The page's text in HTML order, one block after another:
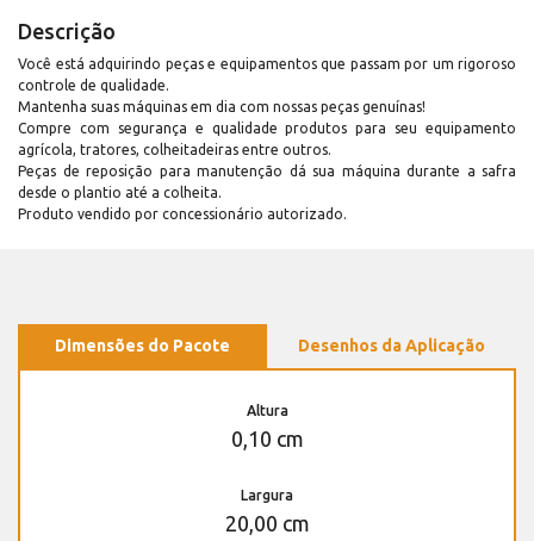
Descrição
Você está adquirindo peças e equipamentos que passam por um rigoroso
controle de qualidade.
Mantenha suas máquinas em dia com nossas peças genuínas!
Compre com segurança e qualidade produtos para seu equipamento
agrícola, tratores, colheitadeiras entre outros.
Peças de reposição para manutenção dá sua máquina durante a safra
desde o plantio até a colheita.
Produto vendido por concessionário autorizado.
Dimensões do Pacote Desenhos da Aplicação
Altura
0,10 cm
Largura
20,00 cm